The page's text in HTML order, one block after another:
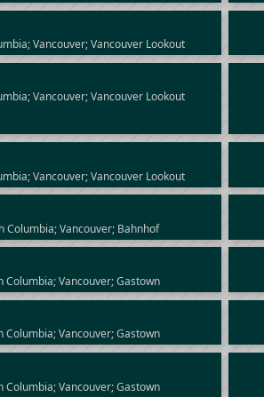
Vancouver; Vancouver Lookout
Vancouver; Vancouver Lookout
Vancouver; Vancouver Lookout
Columbia; Vancouver; Bahnhof
Columbia; Vancouver; Gastown
Columbia; Vancouver; Gastown
Columbia; Vancouver; Gastown